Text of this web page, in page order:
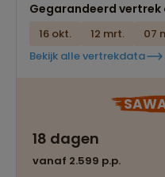
Gegarandeerd vertrek
16 okt. 12 mrt. 07
Bekijk alle vertrekdata
18 dagen
vanaf 2.599 p.p.